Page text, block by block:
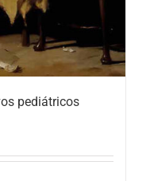
pediátricos